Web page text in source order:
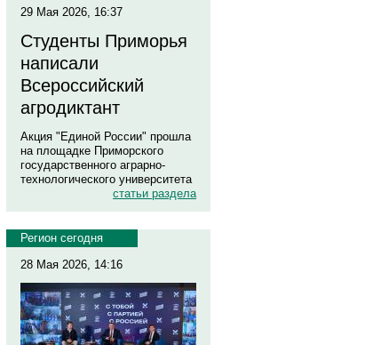
29 Мая 2026, 16:37
Студенты Приморья
написали
Всероссийский
агродиктант
Акция "Единой России" прошла
на площадке Приморского
государственного аграрно-
технологического университета
статьи раздела
Регион сегодня
28 Мая 2026, 14:16